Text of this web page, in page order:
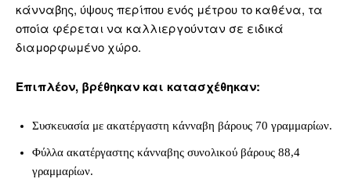
κάνναβης, ύψους περίπου ενός μέτρου το καθένα, τα
οποία φέρεται να καλλιεργούνταν σε ειδικά
διαμορφωμένο χώρο.
Επιπλέον, βρέθηκαν και κατασχέθηκαν:
Συσκευασία με ακατέργαστη κάνναβη βάρους 70 γραμμαρίων.
Φύλλα ακατέργαστης κάνναβης συνολικού βάρους 88,4
γραμμαρίων.